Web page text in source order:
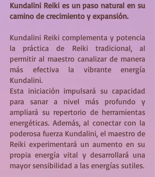
Kundalini Reiki es un paso natural en su
camino de crecimiento y expansión.
Kundalini Reiki complementa y potencia
la práctica de Reiki tradicional, al
permitir al maestro canalizar de manera
más efectiva la vibrante energía
Kundalini.
Esta iniciación impulsará su capacidad
para sanar a nivel más profundo y
ampliará su repertorio de herramientas
energéticas. Además, al conectar con la
poderosa fuerza Kundalini, el maestro de
Reiki experimentará un aumento en su
propia energía vital y desarrollará una
mayor sensibilidad a las energías sutiles.